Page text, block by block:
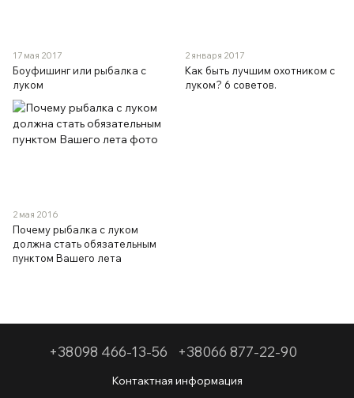
17 мая 2017
Боуфишинг или рыбалка с
луком
2 января 2017
Как быть лучшим охотником с
луком? 6 советов.
2 мая 2016
Почему рыбалка с луком
должна стать обязательным
пунктом Вашего лета
+38098 466-13-56 +38066 877-22-90
Контактная информация